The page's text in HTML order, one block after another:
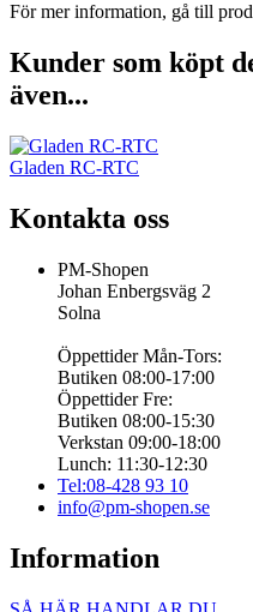
För mer information, gå till
Kunder som köpt
även...
Gladen RC-RTC
Kontakta oss
PM-Shopen
Johan Enbergsväg 2
Solna
Öppettider Mån-Tors:
Butiken 08:00-17:00
Öppettider Fre:
Butiken 08:00-15:30
Verkstan 09:00-18:00
Lunch: 11:30-12:30
Tel:08-428 93 10
info@pm-shopen.se
Information